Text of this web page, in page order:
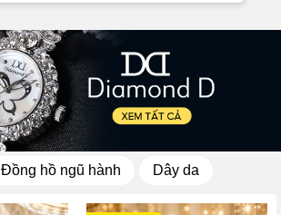
Đồng hồ ngũ hành Dây da